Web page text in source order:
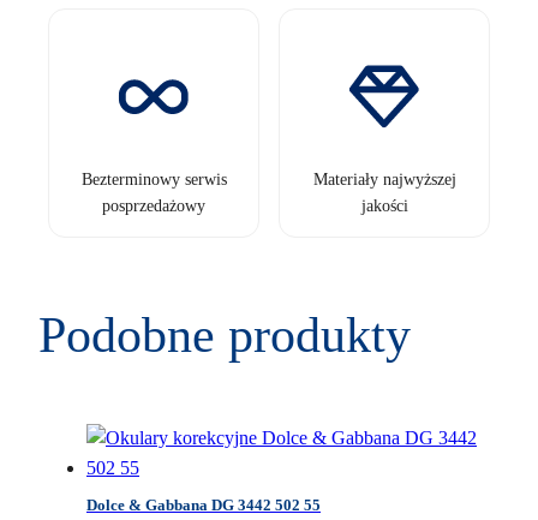
Bezterminowy serwis
posprzedażowy
Materiały najwyższej
jakości
Podobne produkty
Dolce & Gabbana DG 3442 502 55